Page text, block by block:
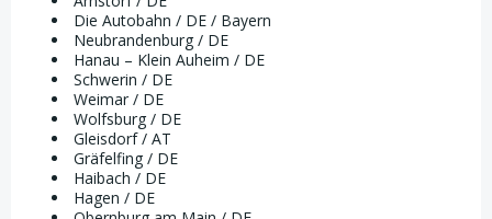
Die Autobahn / DE / Bayern
Neubrandenburg / DE
Hanau – Klein Auheim / DE
Schwerin / DE
Weimar / DE
Wolfsburg / DE
Gleisdorf / AT
Gräfelfing / DE
Haibach / DE
Hagen / DE